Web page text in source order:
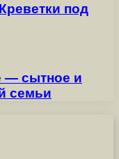
под
— сытное и
семьи